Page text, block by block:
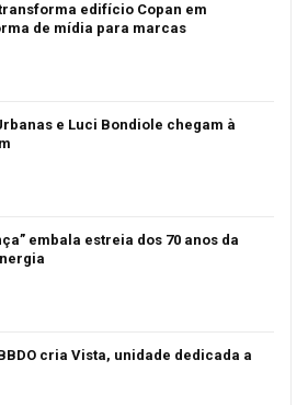
edifício Copan em
de mídia para marcas
e Luci Bondiole chegam à
embala estreia dos 70 anos da
cria Vista, unidade dedicada a